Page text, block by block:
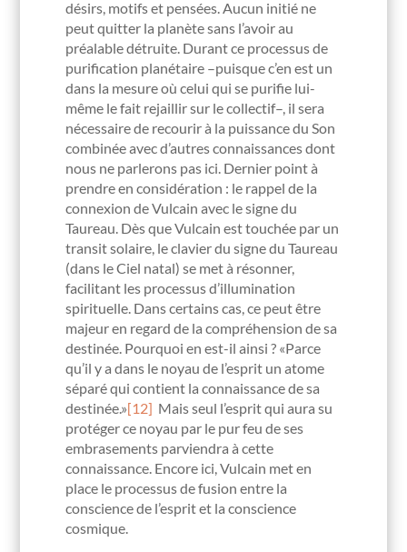
désirs, motifs et pensées. Aucun initié ne
peut quitter la planète sans l’avoir au
préalable détruite. Durant ce processus de
purification planétaire –puisque c’en est un
dans la mesure où celui qui se purifie lui-
même le fait rejaillir sur le collectif–, il sera
nécessaire de recourir à la puissance du Son
combinée avec d’autres connaissances dont
nous ne parlerons pas ici. Dernier point à
prendre en considération : le rappel de la
connexion de Vulcain avec le signe du
Taureau. Dès que Vulcain est touchée par un
transit solaire, le clavier du signe du Taureau
(dans le Ciel natal) se met à résonner,
facilitant les processus d’illumination
spirituelle. Dans certains cas, ce peut être
majeur en regard de la compréhension de sa
destinée. Pourquoi en est-il ainsi ? «Parce
qu’il y a dans le noyau de l’esprit un atome
séparé qui contient la connaissance de sa
destinée.»[12] Mais seul l’esprit qui aura su
protéger ce noyau par le pur feu de ses
embrasements parviendra à cette
connaissance. Encore ici, Vulcain met en
place le processus de fusion entre la
conscience de l’esprit et la conscience
cosmique.